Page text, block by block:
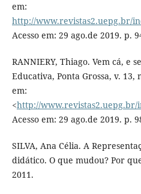
em:
http://www.revistas2.uepg.br/
Acesso em: 29 ago.de 2019. p.
RANNIERY, Thiago. Vem cá, e
Educativa, Ponta Grossa, v. 13,
em:
<http://
Acesso em: 29 ago.de 2019. p.
SILVA, Ana Célia. A
didático. O que mudou? Por
2011.